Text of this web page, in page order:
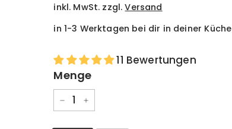
inkl. MwSt. zzgl.Versand
in 1-3 Werktagen bei dir in deiner Küche
11 Bewertungen
Menge
− +